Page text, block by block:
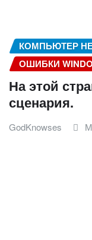
КОМПЬЮТЕР
ОШИБКИ
На этой
сценария.
GodKnowses